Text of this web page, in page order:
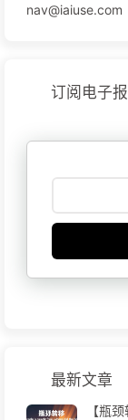
nav@iaiuse.com
订阅电子报
最新文章
【瓶